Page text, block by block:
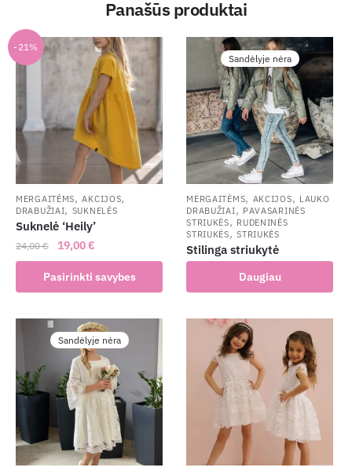
Panašūs produktai
-21%
MERGAITĖMS,AKCIJOS,
DRABUŽIAI, SUKNELĖS
Suknelė ‘Heily’
24,00€
Original
price
was:
24,00 €.
19,00€
price
is:
19,00 €.
Pasirinkti savybes
product
multiple
variants.
options
chosen
Sandėlyje nėra
MERGAITĖMS, AKCIJOS, LAUKO
DRABUŽIAI, PAVASARINĖS
STRIUKĖS, RUDENINĖS
STRIUKĖS,STRIUKĖS
Stilinga striukytė
Daugiau
Sandėlyje nėra